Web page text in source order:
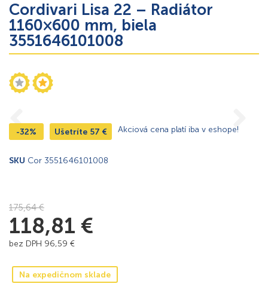
Cordivari Lisa 22 – Radiátor
1160×600 mm, biela
3551646101008
-32% Ušetríte 57 € Akciová cena platí iba v eshope!
SKU Cor 3551646101008
175,64€
118,81 €
bez DPH 96,59 €
Na expedičnom sklade